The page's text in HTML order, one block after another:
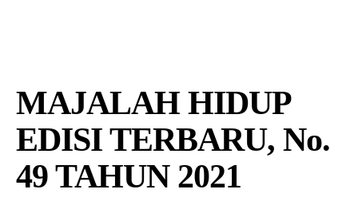
MAJALAH HIDUP
EDISI TERBARU, No.
49 TAHUN 2021